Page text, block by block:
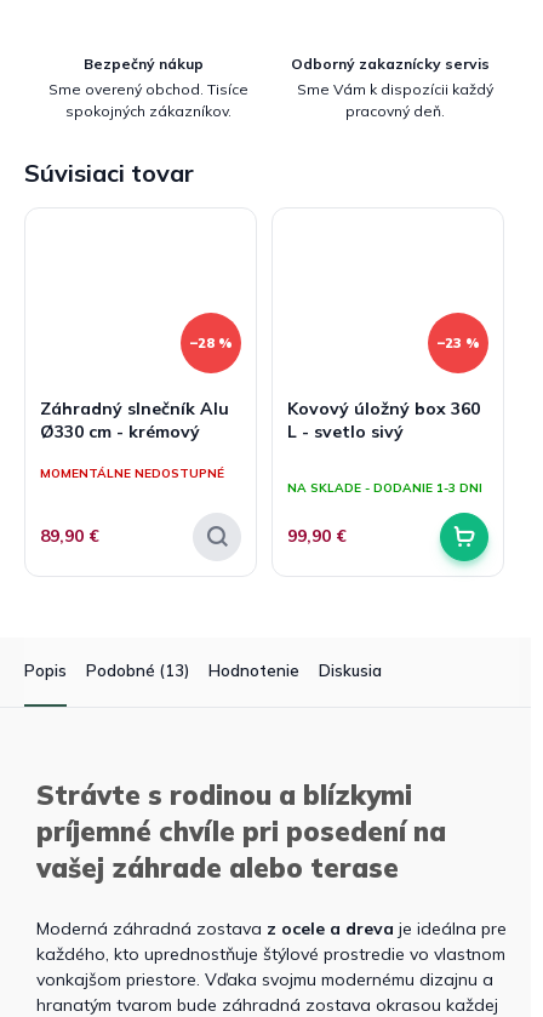
Bezpečný nákup
Sme overený obchod. Tisíce
spokojných zákazníkov.
Odborný zakaznícky servis
Sme Vám k dispozícii každý
pracovný deň.
Súvisiaci tovar
–28 %
Záhradný slnečník Alu
Ø330 cm - krémový
MOMENTÁLNE NEDOSTUPNÉ
89,90 €
–23 %
Kovový úložný box 360
L - svetlo sivý
hodnotenie
5,0
5
NA SKLADE - DODANIE 1-3 DNI
99,90 €
Popis Podobné (13) Hodnotenie Diskusia
Strávte s rodinou a blízkymi
príjemné chvíle pri posedení na
vašej záhrade alebo terase
Moderná záhradná zostava z ocele a dreva je ideálna pre
každého, kto uprednostňuje štýlové prostredie vo vlastnom
vonkajšom priestore. Vďaka svojmu modernému dizajnu a
hranatým tvarom bude záhradná zostava okrasou každej